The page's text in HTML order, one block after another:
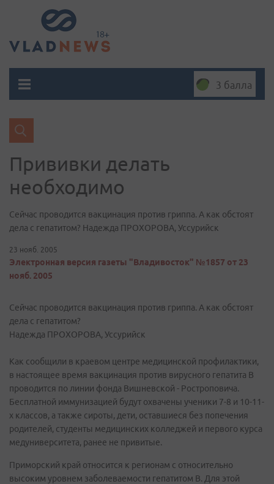
3 балла
Прививки делать
необходимо
Сейчас проводится вакцинация против гриппа. А как обстоят
дела с гепатитом? Надежда ПРОХОРОВА, Уссурийск
23 нояб. 2005
Электронная версия газеты "Владивосток" №1857 от 23
нояб. 2005
Сейчас проводится вакцинация против гриппа. А как обстоят
дела с гепатитом?
Надежда ПРОХОРОВА, Уссурийск
Как сообщили в краевом центре медицинской профилактики,
в настоящее время вакцинация против вирусного гепатита В
проводится по линии фонда Вишневской - Ростроповича.
Бесплатной иммунизацией будут охвачены ученики 7-8 и 10-11-
х классов, а также сироты, дети, оставшиеся без попечения
родителей, студенты медицинских колледжей и первого курса
медуниверситета, ранее не привитые.
Приморский край относится к регионам с относительно
высоким уровнем заболеваемости гепатитом В. Для этой